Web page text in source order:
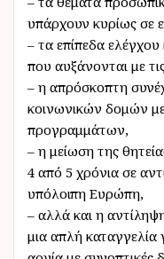
υπάρχουν κυρίως σε
– τα επίπεδα
που αυξάνονται με
– η απρόσκοπτη
κοινωνικών δομών
προγραμμάτων,
– η μείωση της
4 από 5 χρόνια σε
υπόλοιπη Ευρώπη,
– αλλά και η
μια απλή καταγγελία